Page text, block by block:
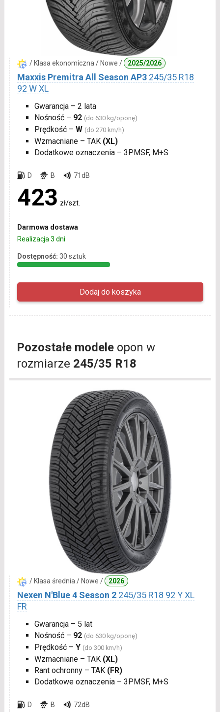
/ Klasa ekonomiczna / Nowe / 2025/2026
Maxxis Premitra All Season AP3 245/35 R18
92 W XL
Gwarancja – 2 lata
Nośność – 92 (do 630 kg/oponę)
Prędkość – W (do 270 km/h)
Wzmacniane – TAK (XL)
Dodatkowe oznaczenia – 3PMSF, M+S
D B 71dB
423 zł/szt.
Darmowa dostawa
Realizacja 3 dni
Dostępność: 30 sztuk
Pozostałe modeleopon w
rozmiarze 245/35 R18
/ Klasa średnia / Nowe / 2026
Nexen N'Blue 4 Season 2 245/35 R18 92 Y XL
FR
Gwarancja – 5 lat
Nośność – 92 (do 630 kg/oponę)
Prędkość – Y (do 300 km/h)
Wzmacniane – TAK (XL)
Rant ochronny – TAK (FR)
Dodatkowe oznaczenia – 3PMSF, M+S
D B 72dB